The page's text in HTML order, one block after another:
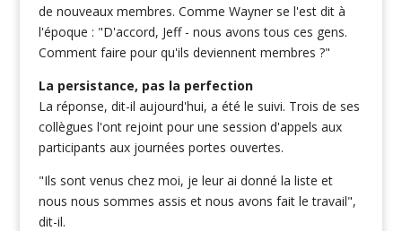
de nouveaux membres. Comme Wayner se l'est dit à
l'époque : "D'accord, Jeff - nous avons tous ces gens.
Comment faire pour qu'ils deviennent membres ?"
La persistance, pas la perfection
La réponse, dit-il aujourd'hui, a été le suivi. Trois de ses
collègues l'ont rejoint pour une session d'appels aux
participants aux journées portes ouvertes.
"Ils sont venus chez moi, je leur ai donné la liste et
nous nous sommes assis et nous avons fait le travail",
dit-il.